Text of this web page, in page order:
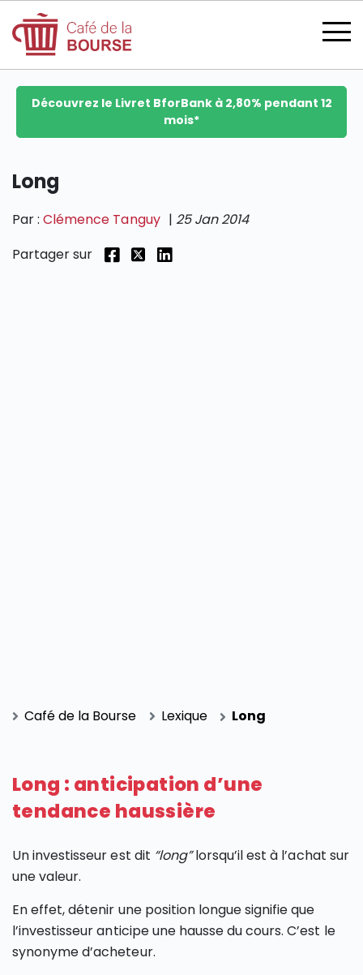
Découvrez le Livret BforBank à 2,80% pendant 12
mois*
Long
Par :Clémence Tanguy | 25 Jan 2014
Partager sur
Café de la Bourse Lexique Long
Long : anticipation d’une
tendance haussière
Un investisseur est dit “long”lorsqu’il est à l’achat sur
une valeur.
En effet, détenir une position longue signifie que
l’investisseur anticipe une hausse du cours. C’est le
synonyme d’acheteur.